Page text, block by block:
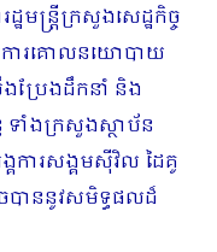
ឋមន្រ្តីក្រសួងសេដ្ឋកិច្ច
ការគោលនយោបាយ
ងប្រែងដឹកនាំ និង
ាំងក្រសួងស្ថាប័ន
គការសង្គមស៊ីវិល ដៃគូ
ាននូវសមិទ្ធផលដ៏